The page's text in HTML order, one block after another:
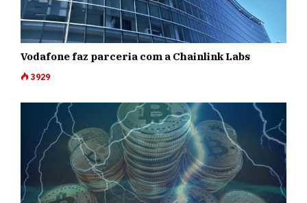
Vodafone faz parceria com a Chainlink Labs
3929